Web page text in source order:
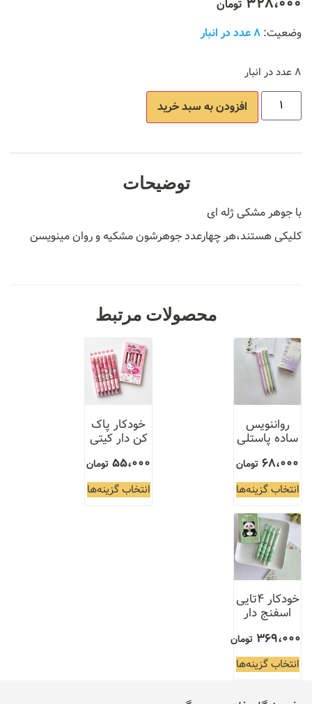
تومان
8 عدد در انبار
8 عدد در انبار
افزودن به سبد خرید
توضیحات
با جوهر مشکی ژله ای
کلیکی هستند،هر چهارعدد جوهرشون مشکیه و روان مینویسن
محصولات مرتبط
رواننویس
ساده پاستلی
68،000 تومان
انتخاب گزینه‌ها
خودکار پاک
کن دار کیتی
55،000 تومان
انتخاب گزینه‌ها
خودکار ۴تایی
اسفنج دار
369،000 تومان
انتخاب گزینه‌ها